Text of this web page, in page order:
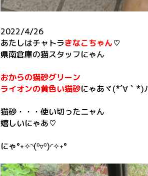
2022/4/26
あたしはチャトラきなこちゃん♡
県南倉庫の猫スタッフにゃん
おからの猫砂グリーン
ライオンの黄色い猫砂にゃあヾ(*´∀｀*)ﾉ
猫砂・・・使い切ったニャん
嬉しいにゃあ♡
にゃ°˖✧◝(⁰▿⁰)◜✧˖°